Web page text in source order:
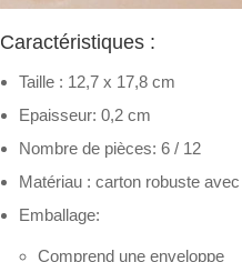
Caractéristiques :
Taille : 12,7 x 17,8 cm
Epaisseur: 0,2 cm
Nombre de pièces: 6 / 12
Matériau : carton robuste
Emballage:
Comprend une enveloppe